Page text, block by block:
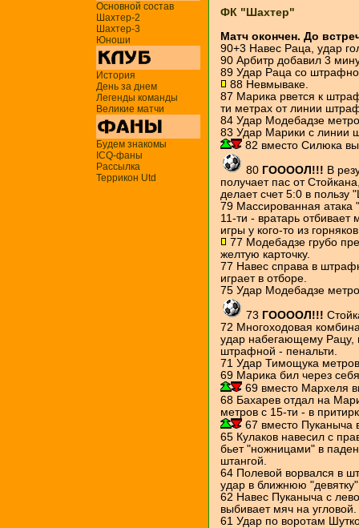
Основной состав
Шахтер-2
Шахтер-3
Юноши
История
День за днем
Легенды команды
Великие матчи
Будем знакомы
ICQ-фаны
Рассылка
Террикон Utd
ФК "Шахтер"
Матч окончен. До
90+3 Навес Раца, удар
90 Арбитр добавил 3
89 Удар Раца со
88 Невмываке.
87 Марика рвется к
ти метрах от линии
84 Удар Модебадзе
83 Удар Марики с линии
82 вместо Силюка
80 ГООООЛ!!! В
получает пас от
делает счет 5:0 в пользу
79 Массированная атака
11-ти - вратарь
игры у кого-то из
77 Модебадзе грубо
желтую карточку.
77 Навес справа в
играет в отборе.
75 Удар Модебадзе
73 ГООООЛ!!!
72 Многоходовая
удар набегающему Рацу,
штрафной - пенальти.
71 Удар Тимощука
69 Марика бил через
69 вместо Мархеля
68 Бахарев отдал на
метров с 15-ти - в
67 вместо Пуканыча
65 Кулаков навесил с
бьет "ножницами" в
штангой.
64 Полевой ворвался в
удар в ближнюю
62 Навес Пуканыча с
выбивает мяч на угловой.
61 Удар по воротам